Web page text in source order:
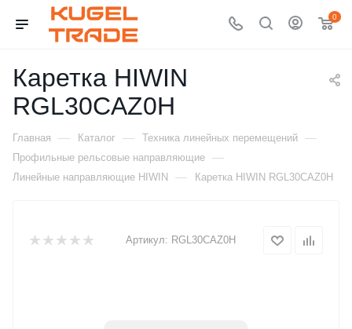
0
Каретка HIWIN
RGL30CAZ0H
Главная — Каталог — Техника линейных перемещений —
Профильные рельсовые направляющие —
Линейные направляющие HIWIN — Каретка HIWIN RGL30CAZ0H
Артикул: RGL30CAZ0H